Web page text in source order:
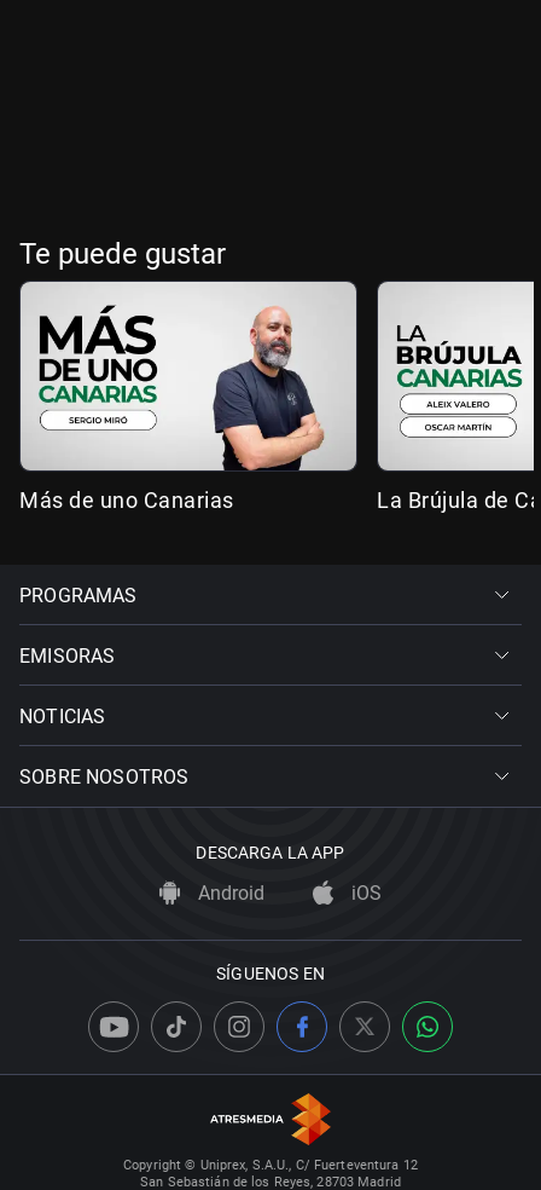
Te puede gustar
Más de uno Canarias La Brújula de
PROGRAMAS
EMISORAS
NOTICIAS
SOBRE NOSOTROS
DESCARGA LA APP
Android iOS
SÍGUENOS EN
Copyright © Uniprex, S.A.U., C/ Fuerteventura 12
San Sebastián de los Reyes, 28703 Madrid